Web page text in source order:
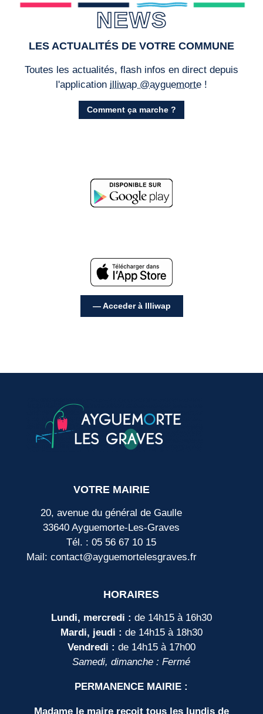
NEWS
LES ACTUALITÉS DE VOTRE COMMUNE
Toutes les actualités, flash infos en direct depuis
l'application illiwap @ayguemorte !
Comment ça marche ?
— Acceder à Illiwap
VOTRE MAIRIE
20, avenue du général de Gaulle
33640 Ayguemorte-Les-Graves
Tél. : 05 56 67 10 15
Mail: contact@ayguemortelesgraves.fr
HORAIRES
Lundi, mercredi : de 14h15 à 16h30
Mardi, jeudi : de 14h15 à 18h30
Vendredi : de 14h15 à 17h00
Samedi, dimanche : Fermé
PERMANENCE MAIRIE :
Madame le maire reçoit tous les lundis de